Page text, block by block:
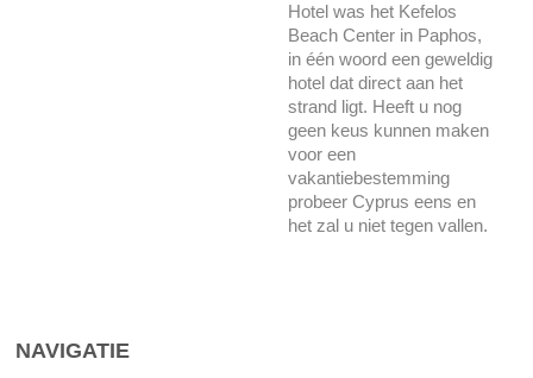
Hotel was het Kefelos
Beach Center in Paphos,
in één woord een geweldig
hotel dat direct aan het
strand ligt. Heeft u nog
geen keus kunnen maken
voor een
vakantiebestemming
probeer Cyprus eens en
het zal u niet tegen vallen.
NAVIGATIE